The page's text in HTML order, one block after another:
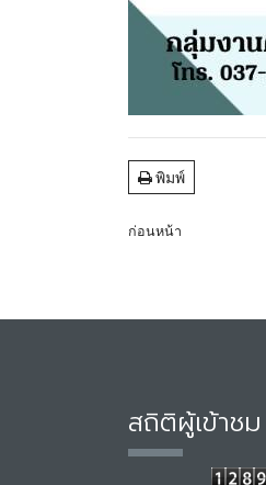
พิมพ์
ก่อนหน้า
สถิติผู้เข้าชม